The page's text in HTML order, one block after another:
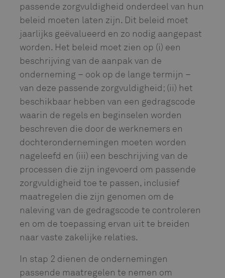
passende zorgvuldigheid onderdeel van hun
beleid moeten laten zijn. Dit beleid moet
jaarlijks geëvalueerd en zo nodig aangepast
worden. Het beleid moet zien op (i) een
beschrijving van de aanpak van de
onderneming – ook op de lange termijn –
van deze passende zorgvuldigheid; (ii) het
beschikbaar hebben van een gedragscode
waarin de regels en beginselen worden
beschreven die door de werknemers en
dochterondernemingen moeten worden
nageleefd en (iii) een beschrijving van de
processen die zijn ingevoerd om passende
zorgvuldigheid toe te passen, inclusief
maatregelen die zijn genomen om de
naleving van de gedragscode te controleren
en om de toepassing ervan uit te breiden
naar vaste zakelijke relaties.
In stap 2 dienen de ondernemingen
passende maatregelen te nemen om